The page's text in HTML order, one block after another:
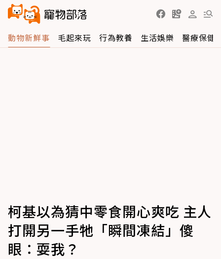
動物新鮮事 毛起來玩 行為教養 生活娛樂 醫療保健
柯基以為猜中零食開心爽吃 主人
打開另一手牠「瞬間凍結」傻
眼：耍我？